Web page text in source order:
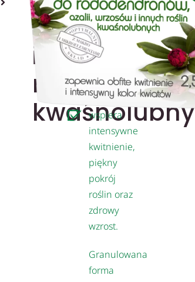
i
innych
roślin
Zapewnij
obfite
kwitnienie -
przewaga
potasu nad
azotem
wspiera
intensywne
kwitnienie,
piękny
pokrój
roślin oraz
zdrowy
wzrost.
Granulowana
forma